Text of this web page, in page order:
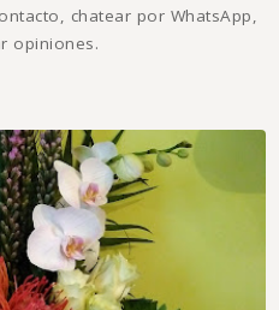
chatear por WhatsApp,
opiniones.